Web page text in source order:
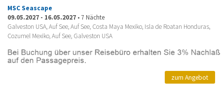
MSC Seascape
09.05.2027 - 16.05.2027 • 7 Nächte
Galveston USA, Auf See, Auf See, Costa Maya Mexiko, Isla de Roatan Honduras,
Cozumel Mexiko, Auf See, Galveston USA
zum Angebot